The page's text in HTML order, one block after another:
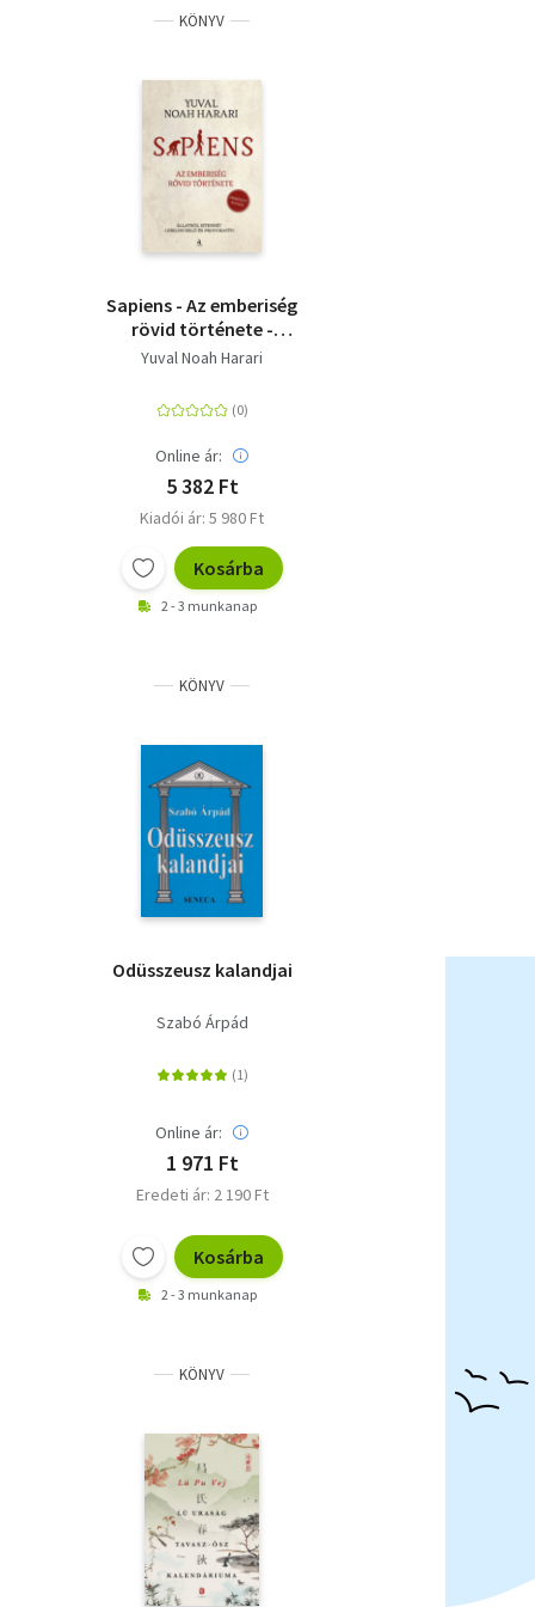
KÖNYV
Sapiens - Az emberiség
rövid története -
Frissített kiadás
Yuval Noah Harari
Online ár:
5 382 Ft
Kiadói ár: 5 980 Ft
Kosárba
2 - 3 munkanap
KÖNYV
Odüsszeusz kalandjai
Szabó Árpád
Online ár:
1 971 Ft
Eredeti ár: 2 190 Ft
Kosárba
2 - 3 munkanap
KÖNYV